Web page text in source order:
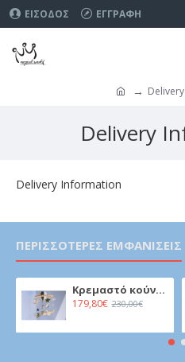
ΕΊΣΟΔΟΣ ΕΓΓΡΑΦΉ
Delivery
Delivery Information
ΠΕΡΙΣΣΌΤΕΡΕΣ ΕΜΦΑΝΊΣΕΙΣ
Κρεμαστό κούνιας μωρού - Καμηλοπάρδαλη σε αερόστατο
179,80€ 230,00€